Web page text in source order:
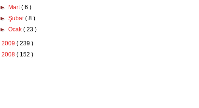
►
Mart( 6 )
►Şubat( 8 )
►Ocak( 23 )
2009 ( 239 )
2008 ( 152 )